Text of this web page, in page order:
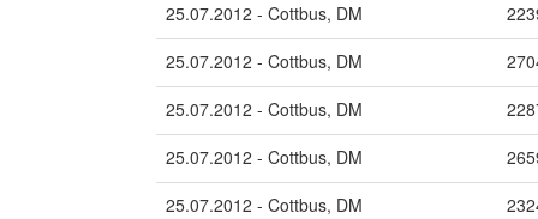
25.07.2012 - Cottbus, DM
25.07.2012 - Cottbus, DM
25.07.2012 - Cottbus, DM
25.07.2012 - Cottbus, DM
25.07.2012 - Cottbus, DM